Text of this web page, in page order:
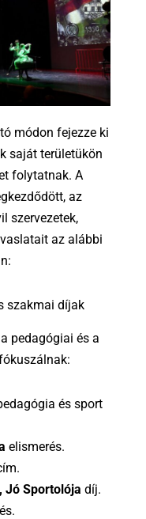
módon fejezze ki
saját területükön
folytatnak. A
az
szervezetek,
az alábbi
szakmai díjak
pedagógiai és a
és sport
elismerés.
Jó Sportolója díj.